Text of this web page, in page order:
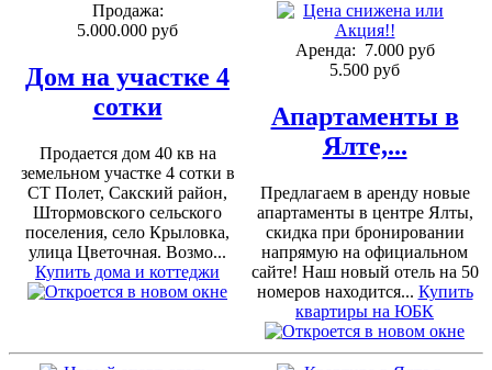
Продажа:
5.000.000 руб
Дом на участке 4
сотки
Продается дом 40 кв на
земельном участке 4 сотки в
СТ Полет, Сакский район,
Штормовского сельского
поселения, село Крыловка,
улица Цветочная. Возмо...
Купить дома и коттеджи
Аренда: 7.000 руб
5.500 руб
Апартаменты в
Ялте,...
Предлагаем в аренду новые
апартаменты в центре Ялты,
скидка при бронировании
напрямую на официальном
сайте! Наш новый отель на 50
номеров находится... Купить
квартиры на ЮБК